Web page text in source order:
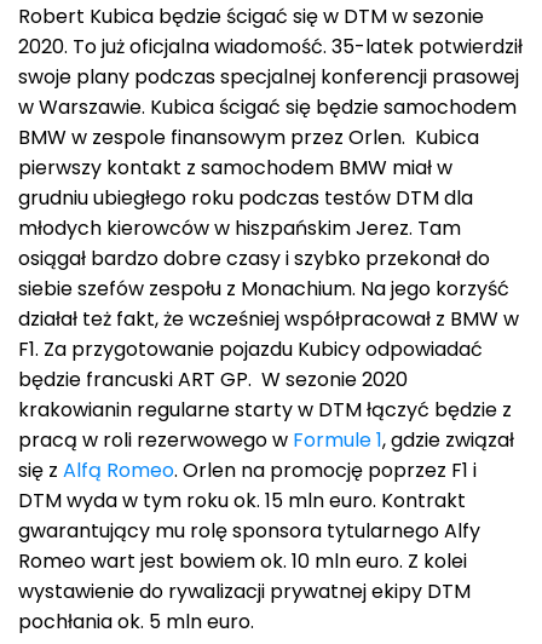
Robert Kubica będzie ścigać się w DTM w sezonie
2020. To już oficjalna wiadomość. 35-latek potwierdził
swoje plany podczas specjalnej konferencji prasowej
w Warszawie. Kubica ścigać się będzie samochodem
BMW w zespole finansowym przez Orlen. Kubica
pierwszy kontakt z samochodem BMW miał w
grudniu ubiegłego roku podczas testów DTM dla
młodych kierowców w hiszpańskim Jerez. Tam
osiągał bardzo dobre czasy i szybko przekonał do
siebie szefów zespołu z Monachium. Na jego korzyść
działał też fakt, że wcześniej współpracował z BMW w
F1. Za przygotowanie pojazdu Kubicy odpowiadać
będzie francuski ART GP. W sezonie 2020
krakowianin regularne starty w DTM łączyć będzie z
pracą w roli rezerwowego w Formule 1, gdzie związał
się z Alfą Romeo. Orlen na promocję poprzez F1 i
DTM wyda w tym roku ok. 15 mln euro. Kontrakt
gwarantujący mu rolę sponsora tytularnego Alfy
Romeo wart jest bowiem ok. 10 mln euro. Z kolei
wystawienie do rywalizacji prywatnej ekipy DTM
pochłania ok. 5 mln euro.